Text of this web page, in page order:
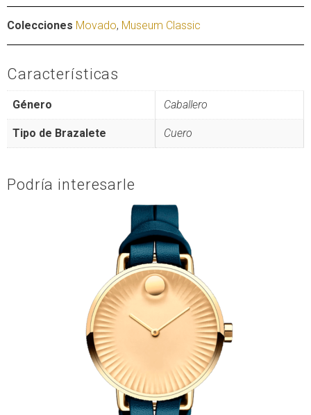
Colecciones Movado, Museum Classic
Características
Género Caballero
Tipo de Brazalete Cuero
Podría interesarle